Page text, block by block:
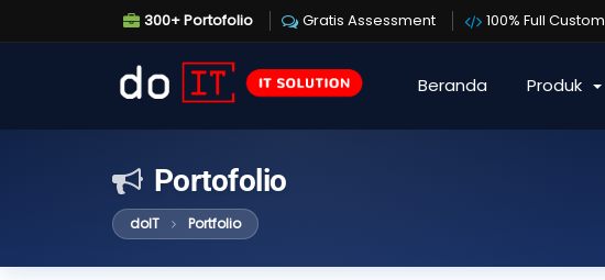
300+ Portofolio Gratis Assessment 100% Full Custom
Beranda Produk
Portofolio
doIT Portfolio